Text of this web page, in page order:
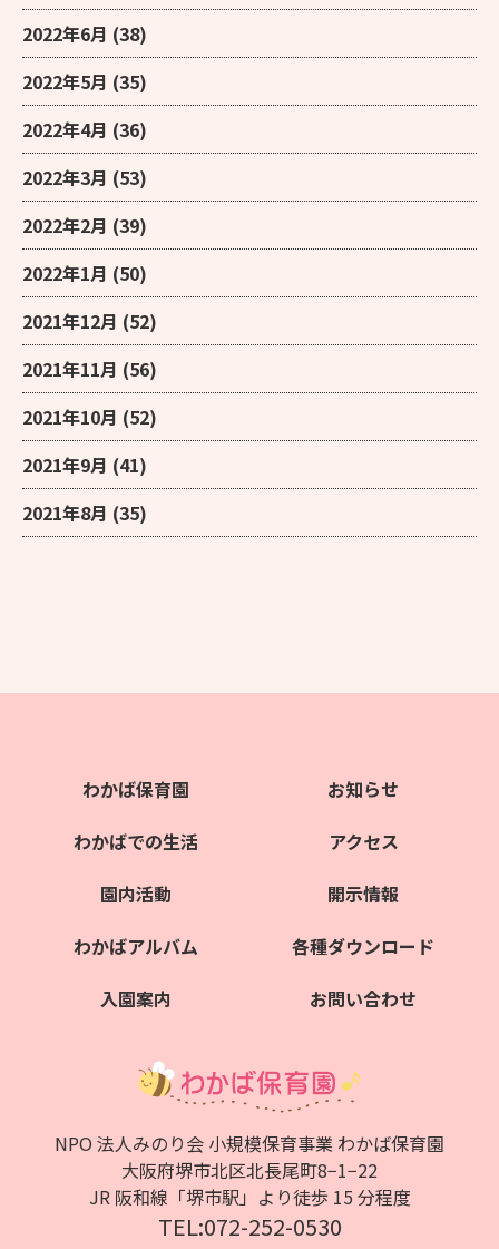
2022年6月 (38)
2022年5月 (35)
2022年4月 (36)
2022年3月 (53)
2022年2月 (39)
2022年1月 (50)
2021年12月 (52)
2021年11月 (56)
2021年10月 (52)
2021年9月 (41)
2021年8月 (35)
わかば保育園
わかばでの生活
園内活動
わかばアルバム
入園案内
お知らせ
アクセス
開示情報
各種ダウンロード
お問い合わせ
NPO 法人みのり会 小規模保育事業 わかば保育園
大阪府堺市北区北⻑尾町8−1−22
JR 阪和線「堺市駅」より徒歩 15 分程度
TEL:072-252-0530